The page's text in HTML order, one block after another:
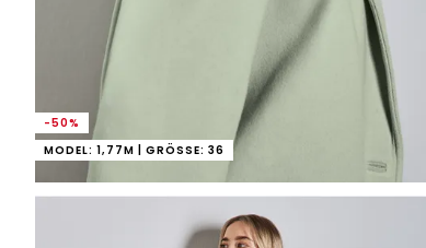
-50%
MODEL: 1,77M | GRÖSSE: 36